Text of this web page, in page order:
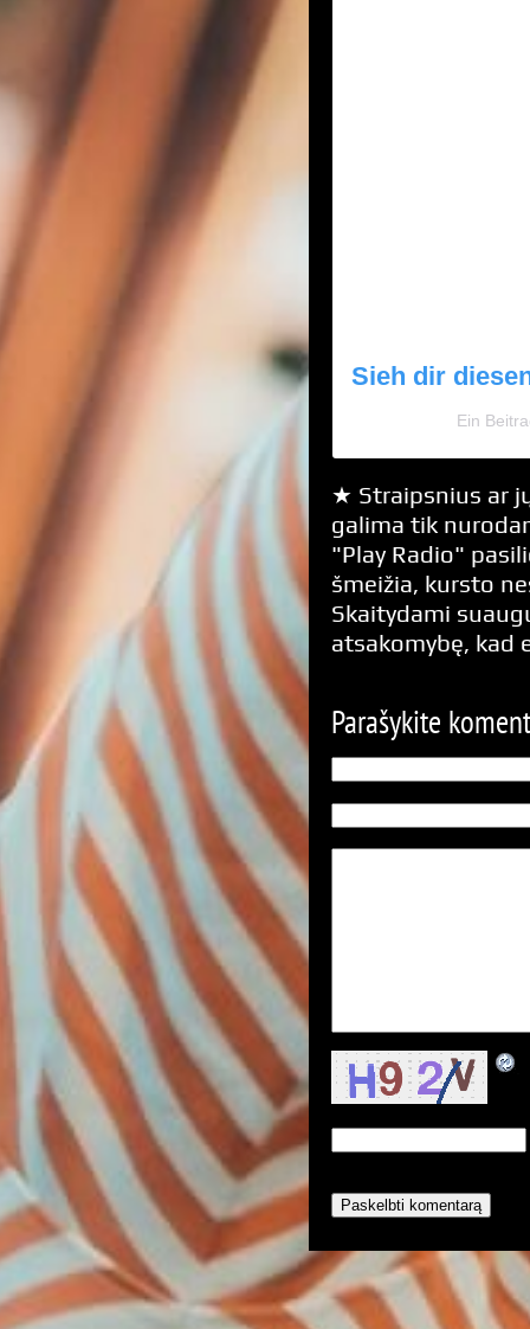
Sieh dir
Ein
★ Straipsnius ar
galima tik
"Play Radio"
šmeižia, kursto
Skaitydami
atsakomybę, kad
Parašykite